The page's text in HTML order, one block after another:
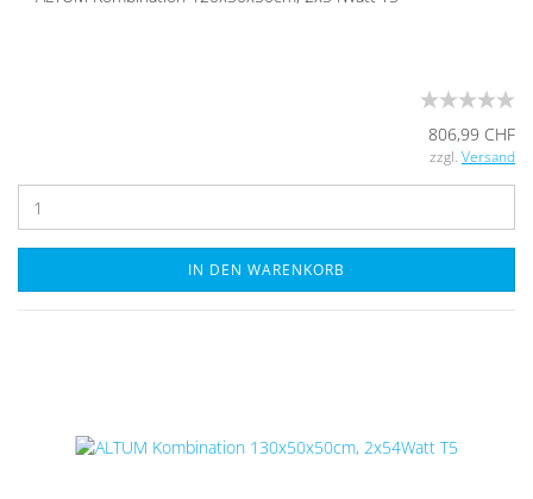
806,99 CHF
zzgl. Versand
IN DEN WARENKORB